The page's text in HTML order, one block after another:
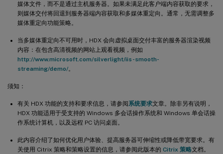
媒体文件，而不是通过主机服务器。如果未满足此客户端内容获取的要求，
则媒体交付将回退到服务器端内容获取和多媒体重定向。通常，无需调整多
媒体重定向功能策略。
当多媒体重定向不可用时，HDX 会向虚拟桌面交付丰富的服务器渲染视频
内容：在包含高清视频的网站上观看视频，例如
http://www.microsoft.com/silverlight/iis-smooth-
streaming/demo/。
须知：
有关 HDX 功能的支持和要求信息，请参阅系统要求文章。除非另有说明，
HDX 功能适用于受支持的 Windows 多会话操作系统和 Windows 单会话操
作系统计算机，以及远程 PC 访问桌面。
此内容介绍了如何优化用户体验、提高服务器可伸缩性或降低带宽要求。有
关使用 Citrix 策略和策略设置的信息，请参阅此版本的 Citrix 策略文档。